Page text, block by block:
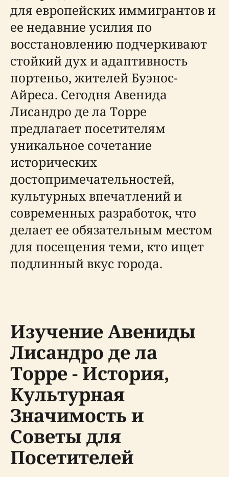
для европейских иммигрантов и
ее недавние усилия по
восстановлению подчеркивают
стойкий дух и адаптивность
портеньо, жителей Буэнос-
Айреса. Сегодня Авенидa
Лисандро де ла Торре
предлагает посетителям
уникальное сочетание
исторических
достопримечательностей,
культурных впечатлений и
современных разработок, что
делает ее обязательным местом
для посещения теми, кто ищет
подлинный вкус города.
Изучение Авениды
Лисандро де ла
Торре - История,
Культурная
Значимость и
Советы для
Посетителей